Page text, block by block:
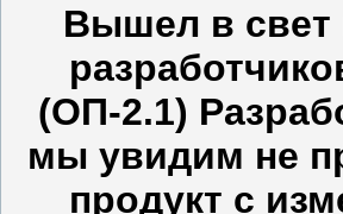
Вышел в свет
(ОП-2.1)
мы увидим не
продукт с